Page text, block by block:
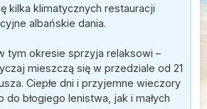
kilka klimatycznych restauracji
albańskie dania.
tym okresie sprzyja relaksowi –
mieszczą się w przedziale od 21
Ciepłe dni i przyjemne wieczory
do błogiego lenistwa, jak i małych